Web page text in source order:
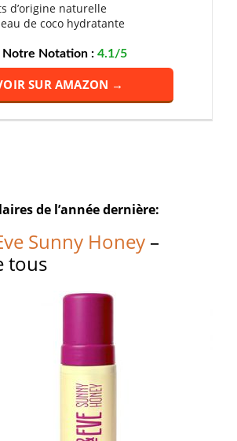
d’origine naturelle
de coco hydratante
Notre Notation :4.1/5
SUR AMAZON →
de l’année dernière:
Sunny Honey –
tous